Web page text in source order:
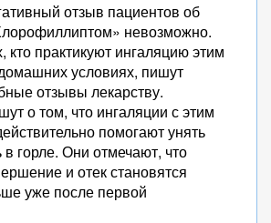
отзыв пациентов об
невозможно.
кто практикуют ингаляцию этим
условиях, пишут
отзывы лекарству.
о том, что ингаляции с этим
помогают унять
горле. Они отмечают, что
и отек становятся
уже после первой